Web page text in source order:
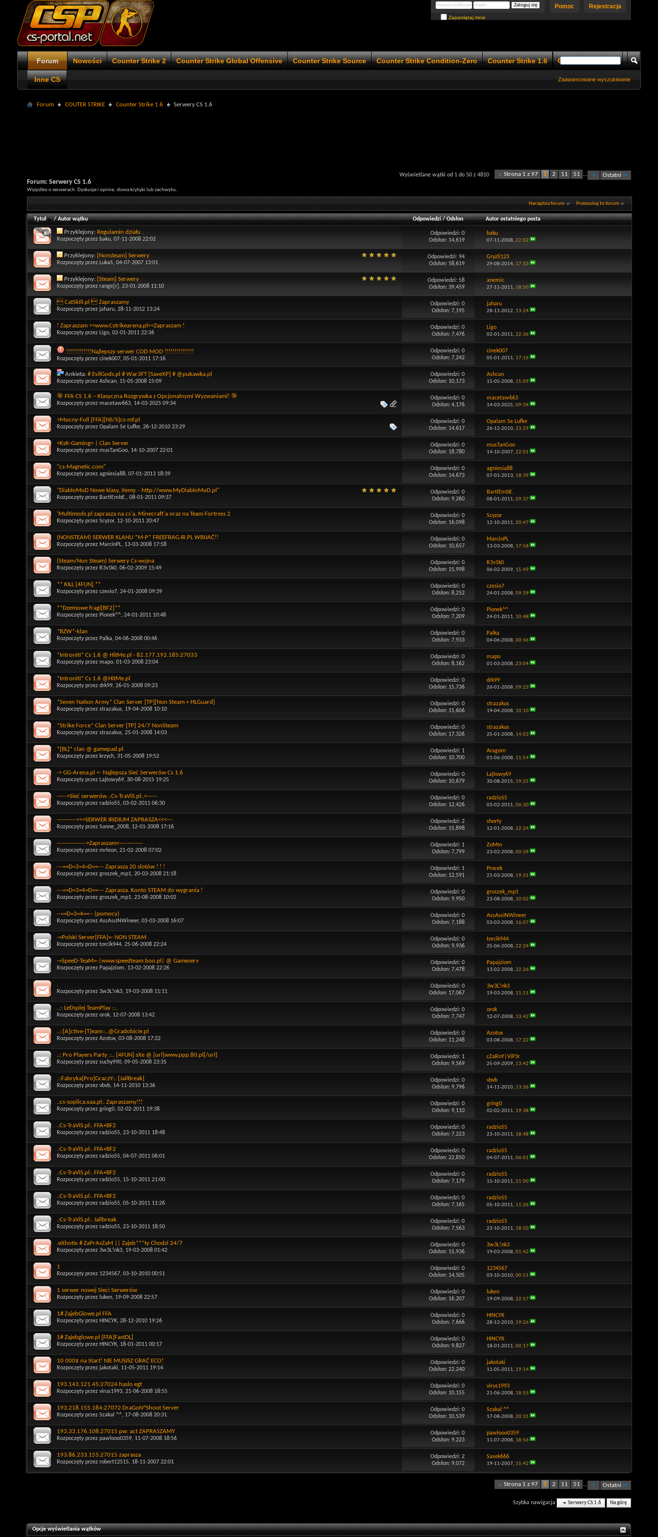
Rejestracja
Pomoc
Zapamiętaj mnie
Forum Nowości Counter Strike 2 Counter Strike Global Offensive Counter Strike Source Counter Strike Condition-Zero Counter Strike 1.6 Counter Strike 1.5
Inne CS Zaawansowane wyszukiwanie
Forum COUTER STRIKE Counter Strike 1.6 Serwery CS 1.6
Strona 1 z 97 1 2 11 51 ... Ostatni
Wyświetlane wątki od 1 do 50 z 4810
Forum: Serwery CS 1.6
Wszystko o serwerach. Dyskusje i opinie, słowa krytyki lub zachwytu..
Narzędzia forum Przeszukaj to forum
Tytuł /Autor wątku Odpowiedzi/Odsłon Autor ostatniego posta
Przyklejony: Regulamin działu .
Rozpoczęty przez baku, 07-11-2008 22:02
Odpowiedzi:0
Odsłon: 14,619
baku
07-11-2008, 22:02
Przyklejony: [Nonsteam] Serwery
Rozpoczęty przez LukaS, 04-07-2007 13:01
Odpowiedzi:94
Odsłon: 58,619
Gryzli123
29-08-2014, 17:33
Przyklejony: [Steam] Serwery
Rozpoczęty przez range[r] , 23-01-2008 11:10
Odpowiedzi:58
Odsłon: 39,459
anemic
27-11-2011, 18:50
 CatSkill.pl  Zapraszamy
Rozpoczęty przez jaharu, 28-11-2012 13:24
Odpowiedzi:0
Odsłon: 7,195
jaharu
28-11-2012, 13:24
! Zapraszam >>www.Cstrikearena.pl<<Zapraszam !
Rozpoczęty przez Ligo, 02-01-2011 22:36
Odpowiedzi:0
Odsłon: 7,476
Ligo
02-01-2011, 22:36
!!!!!!!!!!!!!Najlepszy serwer COD MOD !!!!!!!!!!!!!!!
Rozpoczęty przez cinek007, 05-01-2011 17:16
Odpowiedzi:0
Odsłon: 7,242
cinek007
05-01-2011, 17:16
Ankieta: # EvilGods.pl # War3FT [SaveXP] # @pukawka.pl
Rozpoczęty przez Ashcan, 15-05-2008 15:09
Odpowiedzi:0
Odsłon: 10,173
Ashcan
15-05-2008, 15:09
🎯 FFA CS 1.6 – Klasyczna Rozgrywka z Opcjonalnymi Wyzwaniami! 🎯
Rozpoczęty przez macetaw663, 14-03-2025 09:34
Odpowiedzi:0
Odsłon: 4,176
macetaw663
14-03-2025, 09:34
>Mocny-Full [FFA][NS/S]cs-mf.pl
Rozpoczęty przez Opalam Se Lufke, 26-12-2010 23:29
Odpowiedzi:0
Odsłon: 14,617
Opalam Se Lufke
26-12-2010, 23:29
<KsK-Gaming> | Clan Server
Rozpoczęty przez musTanGoo, 14-10-2007 22:01
Odpowiedzi:0
Odsłon: 18,780
musTanGoo
14-10-2007, 22:01
"cs-Magnetic.com"
Rozpoczęty przez agniesia88, 07-01-2013 18:39
Odpowiedzi:0
Odsłon: 14,673
agniesia88
07-01-2013, 18:39
"DiabloMoD Nowe klasy, itemy. - http://www.MyDiabloMoD.pl"
Rozpoczęty przez BartiEmbE., 08-01-2011 09:37
Odpowiedzi:0
Odsłon: 9,260
BartiEmbE.
08-01-2011, 09:37
'Multimods.pl zaprasza na cs'a, Minecraft'a oraz na Team Fortress 2
Rozpoczęty przez Scyzor, 12-10-2011 20:47
Odpowiedzi:0
Odsłon: 16,098
Scyzor
12-10-2011, 20:47
(NONSTEAM) SERWER KLANU *M-P* FREEFRAG.IR.PL WBIJAĆ!!
Rozpoczęty przez MarcinPL, 13-03-2008 17:58
Odpowiedzi:0
Odsłon: 10,657
MarcinPL
13-03-2008, 17:58
(Steam/Non Steam) Serwery Cs-wojna
Rozpoczęty przez R3v1k0, 06-02-2009 15:49
Odpowiedzi:0
Odsłon: 15,998
R3v1k0
06-02-2009, 15:49
** KILL [4FUN] **
Rozpoczęty przez czesio7, 24-01-2008 09:39
Odpowiedzi:0
Odsłon: 8,252
czesio7
24-01-2008, 09:39
**Dzemowe fragi[BF2]**
Rozpoczęty przez Pionek^^, 24-01-2011 10:48
Odpowiedzi:0
Odsłon: 7,209
Pionek^^
24-01-2011, 10:48
*BZW*-klan
Rozpoczęty przez Palka, 04-06-2008 00:46
Odpowiedzi:0
Odsłon: 7,933
Palka
04-06-2008, 00:46
*IntronitI* Cs 1.6 @ HitMe.pl - 82.177.192.185:27033
Rozpoczęty przez mapo, 01-03-2008 23:04
Odpowiedzi:0
Odsłon: 8,162
mapo
01-03-2008, 23:04
*IntronitI* Cs 1.6 @HitMe.pl
Rozpoczęty przez drk99, 26-01-2008 09:23
Odpowiedzi:0
Odsłon: 15,736
drk99
26-01-2008, 09:23
*Seven Nation Army* Clan Server [TP][Non Steam + HLGuard]
Rozpoczęty przez strazakus, 19-04-2008 10:10
Odpowiedzi:0
Odsłon: 15,606
strazakus
19-04-2008, 10:10
*Strike Force* Clan Server [TP] 24/7 NonSteam
Rozpoczęty przez strazakus, 25-01-2008 14:03
Odpowiedzi:0
Odsłon: 17,326
strazakus
25-01-2008, 14:03
*[BL]* clan @ gamepad.pl
Rozpoczęty przez krzych, 31-05-2008 19:52
Odpowiedzi: 1
Odsłon: 10,700
Aragorn
01-06-2008, 11:54
-> GG-Arena.pl <- Najlepsza Sieć Serwerów Cs 1.6
Rozpoczęty przez Lajtowy69, 30-08-2015 19:25
Odpowiedzi:0
Odsłon: 10,679
Lajtowy69
30-08-2015, 19:25
----->Sieć serwerów .:Cs-TraViS.pl:.<-----
Rozpoczęty przez radzio55, 03-02-2011 06:30
Odpowiedzi:0
Odsłon: 12,426
radzio55
03-02-2011, 06:30
---------->>>SERWER IRIDIUM ZAPRASZA<<<---
Rozpoczęty przez Sonne_2008, 12-01-2008 17:16
Odpowiedzi:2
Odsłon: 15,898
shorty
12-01-2008, 22:24
--------------->Zapraszam<------------
Rozpoczęty przez mrleon, 21-02-2008 07:02
Odpowiedzi: 1
Odsłon: 7,799
ZoMm
23-02-2008, 00:39
---==D=3=4=D==--- Zaprasza 20 slotów ! ! !
Rozpoczęty przez groszek_mp1, 20-03-2008 21:18
Odpowiedzi: 1
Odsłon: 12,591
Procek
21-03-2008, 19:31
---==D=3=4=D==--- Zaprasza. Konto STEAM do wygrania !
Rozpoczęty przez groszek_mp1, 23-08-2008 10:02
Odpowiedzi:0
Odsłon: 9,950
groszek_mp1
23-08-2008, 10:02
--==D=3=4==-- (pomocy)
Rozpoczęty przez AssAssINWineer, 03-03-2008 16:07
Odpowiedzi:0
Odsłon: 7,188
AssAssINWineer
03-03-2008, 16:07
-=Polski Server[FFA]=- NON STEAM
Rozpoczęty przez torcik944, 25-06-2008 22:24
Odpowiedzi:0
Odsłon: 9,936
torcik944
25-06-2008, 22:24
-=SpeeD-TeaM=-|www.speedteam.boo.pl| @ Gameserv
Rozpoczęty przez Papajziom, 13-02-2008 22:26
Odpowiedzi:0
Odsłon: 7,478
Papajziom
13-02-2008, 22:26
.
Rozpoczęty przez 3w3L!nk3, 19-03-2008 11:11
Odpowiedzi:0
Odsłon: 17,067
3w3L!nk3
19-03-2008, 11:11
..:: LeDsplej TeamPlay ::..
Rozpoczęty przez orok, 12-07-2008 13:42
Odpowiedzi:0
Odsłon: 7,747
orok
12-07-2008, 13:42
..::[A]ctive-[T]eam::..@Gradobicie.pl
Rozpoczęty przez Azotox, 03-08-2008 17:22
Odpowiedzi:0
Odsłon: 11,248
Azotox
03-08-2008, 17:22
.:: Pro Players Party ::.. [4FUN] sXe @ [url]www.ppp.80.pl[/url]
Rozpoczęty przez suchy990, 09-05-2008 23:35
Odpowiedzi: 1
Odsłon: 9,569
cZaRnY|ViP3r
25-09-2009, 13:42
.::Fabryka[Pro]GraczY::. [JailBreak]
Rozpoczęty przez vbvb, 14-11-2010 13:36
Odpowiedzi:0
Odsłon: 9,796
vbvb
14-11-2010, 13:36
.:cs-soplica.xaa.pl:. Zapraszamy!!!
Rozpoczęty przez gring0, 02-02-2011 19:38
Odpowiedzi:0
Odsłon: 9,110
gring0
02-02-2011, 19:38
.:Cs-TraViS.pl:. FFA+BF2
Rozpoczęty przez radzio55, 23-10-2011 18:48
Odpowiedzi:0
Odsłon: 7,223
radzio55
23-10-2011, 18:48
.:Cs-TraViS.pl:. FFA+BF2
Rozpoczęty przez radzio55, 04-07-2011 06:01
Odpowiedzi:0
Odsłon: 22,850
radzio55
04-07-2011, 06:01
.:Cs-TraViS.pl:. FFA+BF2
Rozpoczęty przez radzio55, 15-10-2011 21:00
Odpowiedzi:0
Odsłon: 7,179
radzio55
15-10-2011, 21:00
.:Cs-TraViS.pl:. FFA+BF2
Rozpoczęty przez radzio55, 05-10-2011 11:26
Odpowiedzi:0
Odsłon: 7,165
radzio55
05-10-2011, 11:26
.:Cs-TraViS.pl:. Jailbreak
Rozpoczęty przez radzio55, 23-10-2011 18:50
Odpowiedzi:0
Odsłon: 7,563
radzio55
23-10-2011, 18:50
.eXhotix # ZaPrAsZaM || Zajeb***ty Chodzi 24/7
Rozpoczęty przez 3w3L!nk3, 19-03-2008 01:42
Odpowiedzi:0
Odsłon: 15,936
3w3L!nk3
19-03-2008, 01:42
1
Rozpoczęty przez 1234567, 03-10-2010 00:51
Odpowiedzi:0
Odsłon: 14,505
1234567
03-10-2010, 00:51
1 serwer nowej Sieci Serwerów
Rozpoczęty przez luken, 19-09-2008 22:57
Odpowiedzi:0
Odsłon: 16,207
luken
19-09-2008, 22:57
1# ZajebGlowe.pl FFA
Rozpoczęty przez HINCYK, 28-12-2010 19:26
Odpowiedzi:0
Odsłon: 7,666
HINCYK
28-12-2010, 19:26
1# Zajebglowe.pl [FFA]FastDL]
Rozpoczęty przez HINCYK, 18-01-2011 00:17
Odpowiedzi:0
Odsłon: 9,827
HINCYK
18-01-2011, 00:17
10 000$ na Start! NIE MUSISZ GRAĆ ECO!
Rozpoczęty przez jakotaki, 11-05-2011 19:14
Odpowiedzi:0
Odsłon: 22,240
jakotaki
11-05-2011, 19:14
193.143.121.45:27024 haslo egt
Rozpoczęty przez virus1993, 21-06-2008 18:55
Odpowiedzi:0
Odsłon: 10,155
virus1993
21-06-2008, 18:55
193.218.155.184:27072 DraGoN^Shoot Server
Rozpoczęty przez Szakal ^^, 17-08-2008 20:31
Odpowiedzi:0
Odsłon: 10,539
Szakal ^^
17-08-2008, 20:31
193.33.176.108:27015 pw: act ZAPRASZAMY
Rozpoczęty przez pawlooo0359, 11-07-2008 18:56
Odpowiedzi:0
Odsłon: 9,223
pawlooo0359
11-07-2008, 18:56
193.86.233.155:27015 zaprasza
Rozpoczęty przez robert12515, 18-11-2007 22:01
Odpowiedzi:2
Odsłon: 9,072
Sasek666
19-11-2007, 15:42
Strona 1 z 97 1 2 11 51 ... Ostatni
Szybka nawigacja Serwery CS 1.6 Na górę
Opcje wyświetlania wątków